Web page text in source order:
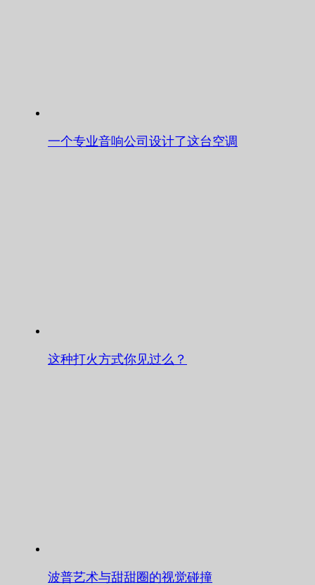
一个专业音响公司设计了这台空调
这种打火方式你见过么？
波普艺术与甜甜圈的视觉碰撞